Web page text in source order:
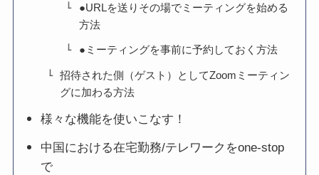
●URLを送りその場でミーティングを始める
方法
●ミーティングを事前に予約しておく方法
招待された側（ゲスト）としてZoomミーティン
グに加わる方法
様々な機能を使いこなす！
中国における在宅勤務/テレワークをone-stop
で